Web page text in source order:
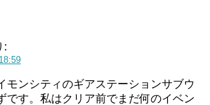
:
モンシティのギアステーションサブウ
です。私はクリア前でまだ何のイベン